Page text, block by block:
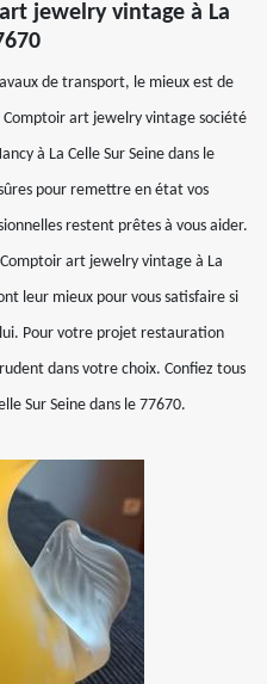
jewelry vintage à La
de transport, le mieux est de
art jewelry vintage société
à La Celle Sur Seine dans le
pour remettre en état vos
restent prêtes à vous aider.
art jewelry vintage à La
leur mieux pour vous satisfaire si
Pour votre projet restauration
dans votre choix. Confiez tous
Sur Seine dans le 77670.